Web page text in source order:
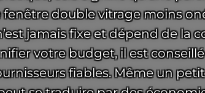
double vitrage moins
jamais fixe et dépend de la
votre budget, il est
fiables. Même un